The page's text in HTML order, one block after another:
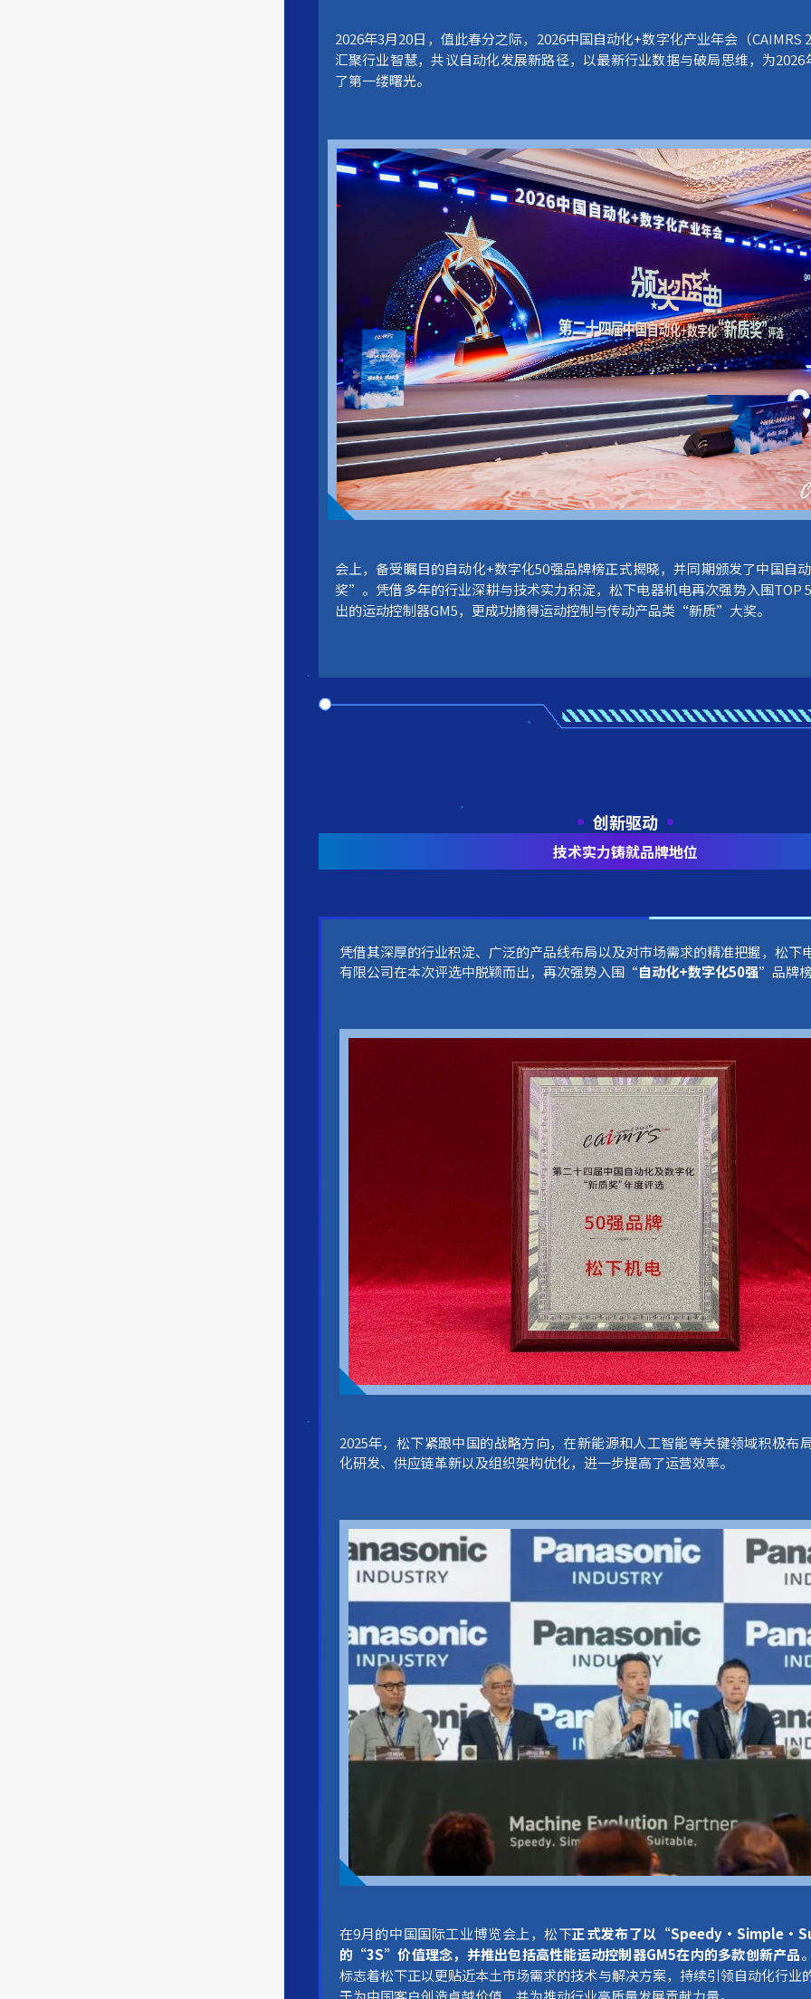
2026年3月20日，值此春分之际，2026中国自动化+数字化产业年会（CAIMRS
汇聚行业智慧，共议自动化发展新路径，以最新行业数据与破局思维，为
了第一缕曙光。
会上，备受瞩目的自动化+数字化50强品牌榜正式揭晓，并同期颁发了中国自
奖”。凭借多年的行业深耕与技术实力积淀，松下电器机电再次强势入围TOP
出的运动控制器GM5，更成功摘得运动控制与传动产品类“新质”大奖。
创新驱动
技术实力铸就品牌地位
凭借其深厚的行业积淀、广泛的产品线布局以及对市场需求的精准把握，松下
有限公司在本次评选中脱颖而出，再次强势入围“自动化+数字化50强”品牌
2025年，松下紧跟中国的战略方向，在新能源和人工智能等关键领域积极布
化研发、供应链革新以及组织架构优化，进一步提高了运营效率。
在9月的中国国际工业博览会上，松下正式发布了以 “
的 “3S”价值理念， 并推出包括高性能运动控制器GM5在内的多款创新产品
标志着松下正以更贴近本土市场需求的技术与解决方案，持续引领自动化行业